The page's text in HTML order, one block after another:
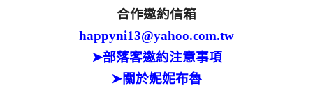
合作邀約信箱
happyni13@yahoo.com.tw
➤部落客邀約注意事項
➤關於妮妮布魯